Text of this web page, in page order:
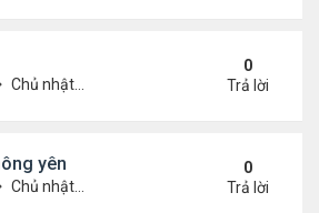
Chủ nhật Tháng 12 12, 2021 11:06 pm
0
Trả lời
yên
Chủ nhật Tháng 12 12, 2021 10:54 pm
0
Trả lời